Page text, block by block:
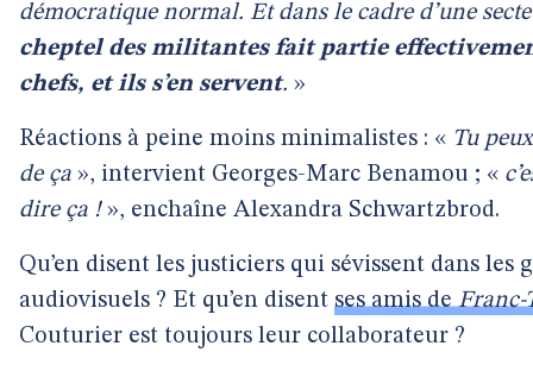
démocratique normal. Et dans le cadre d’une
cheptel des militantes fait partie
chefs, et ils s’en servent. »
Réactions à peine moins minimalistes : « Tu
de ça », intervient Georges-Marc Benamou ; «
dire ça !», enchaîne Alexandra Schwartzbrod.
Qu’en disent les justiciers qui sévissent dans les
audiovisuels ? Et qu’en disent ses amis deFranc-
Couturier est toujours leur collaborateur ?